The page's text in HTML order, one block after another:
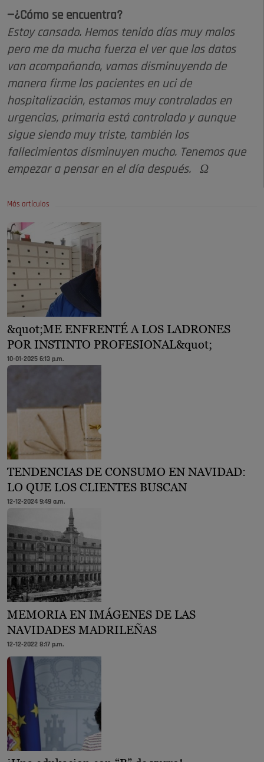
—¿Cómo se encuentra?
Estoy cansado. Hemos tenido días muy malos
pero me da mucha fuerza el ver que los datos
van acompañando, vamos disminuyendo de
manera firme los pacientes en uci de
hospitalización, estamos muy controlados en
urgencias, primaria está controlado y aunque
sigue siendo muy triste, también los
fallecimientos disminuyen mucho. Tenemos que
empezar a pensar en el día después. Ω
Más artículos
&quot;ME ENFRENTÉ A LOS LADRONES
POR INSTINTO PROFESIONAL&quot;
10-01-2025 6:13 p.m.
TENDENCIAS DE CONSUMO EN NAVIDAD:
LO QUE LOS CLIENTES BUSCAN
12-12-2024 9:49 a.m.
MEMORIA EN IMÁGENES DE LAS
NAVIDADES MADRILEÑAS
12-12-2022 8:17 p.m.